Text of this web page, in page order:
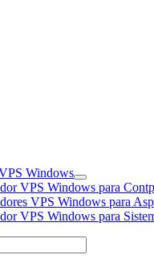
Windows
VPS Windows para
VPS Windows para
VPS Windows para